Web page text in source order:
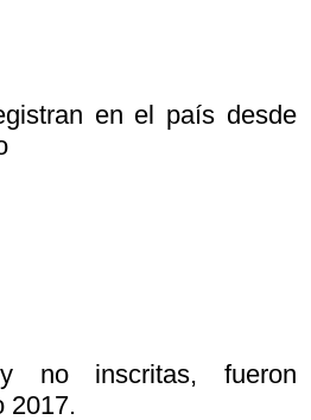
en el país desde
no inscritas, fueron
2017.